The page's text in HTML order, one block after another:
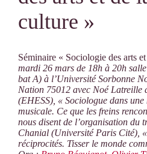
culture »
Séminaire « Sociologie des arts
mardi 26 mars de 18h à 20h
bat A) à l’Université Sorbonne
Nation 75012 avec Noé Latreille
(EHESS), « Sociologue dans
musicale. Ce que les freins
nous disent de l’organisation du
Chanial (Université Paris Cité), «
réciprocités. Tisser le monde